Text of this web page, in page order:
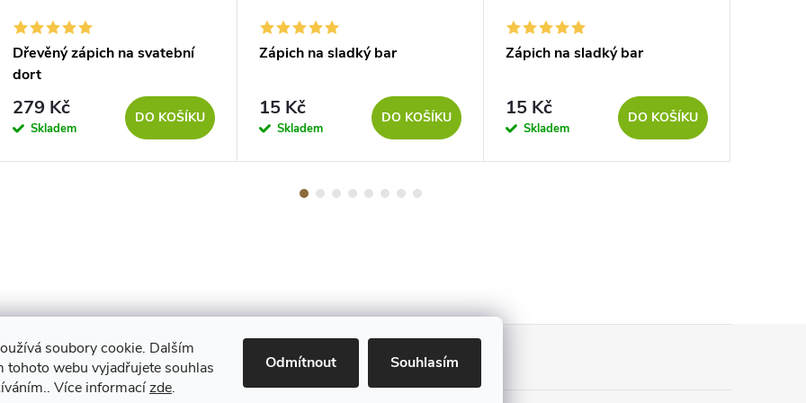
soubory cookie. Dalším
tohoto webu vyjadřujete souhlas
Více informacízde.
Odmítnout Souhlasím
Dřevěný zápich na svatební
dort
279 Kč
Skladem
DO KOŠÍKU
Zápich na sladký bar
15 Kč
Skladem
DO KOŠÍKU
Zápich na sladký bar
15 Kč
Skladem
DO KOŠÍKU
Maestro